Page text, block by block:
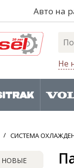
Авто на
Не
СИСТЕМА
НОВЫЕ